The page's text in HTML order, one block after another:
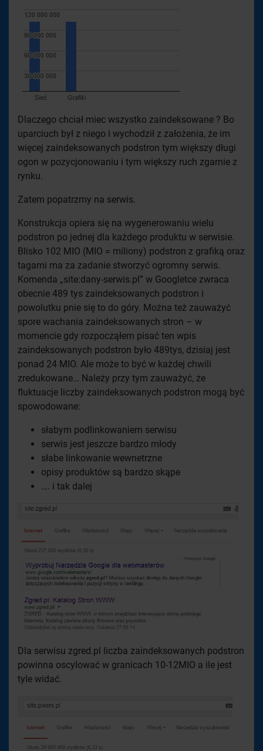
Dlaczego chciał miec wszystko zaindeksowane ? Bo
uparciuch był z niego i wychodził z założenia, że im
więcej zaindeksowanych podstron tym większy długi
ogon w pozycjonowaniu i tym większy ruch zgarnie z
rynku.
Zatem popatrzmy na serwis.
Konstrukcja opiera się na wygenerowaniu wielu
podstron po jednej dla każdego produktu w serwisie.
Blisko 102 MIO (MIO = miliony) podstron z grafiką oraz
tagami ma za zadanie stworzyć ogromny serwis.
Komenda „site:dany-serwis.pl” w Googletce zwraca
obecnie 489 tys zaindeksowanych podstron i
powolutku pnie się to do góry. Można też zauważyć
spore wachania zaindeksowanych stron – w
momencie gdy rozpocząłem pisać ten wpis
zaindeksowanych podstron było 489tys, dzisiaj jest
ponad 24 MIO. Ale może to być w każdej chwili
zredukowane… Należy przy tym zauważyć, że
fluktuacje liczby zaindeksowanych podstron mogą być
spowodowane:
słabym podlinkowaniem serwisu
serwis jest jeszcze bardzo młody
słabe linkowanie wewnetrzne
opisy produktów są bardzo skąpe
…. i tak dalej
Dla serwisu zgred.pl liczba zaindeksowanych podstron
powinna oscylować w granicach 10-12MIO a ile jest
tyle widać.